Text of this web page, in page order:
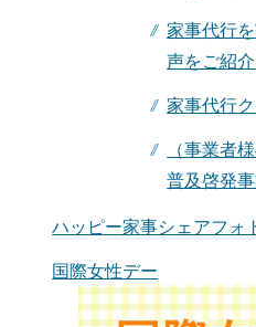
家事代行
声をご紹介
家事代行
（事業者
普及啓発
ハッピー家事シェアフォ
国際女性デー